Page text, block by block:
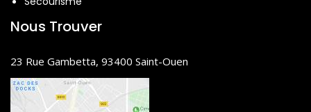
Nous Trouver
23 Rue Gambetta, 93400 Saint-Ouen